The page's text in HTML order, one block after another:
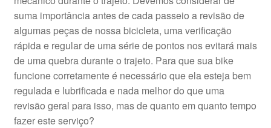
suma importância antes de cada passeio a revisão de
algumas peças de nossa bicicleta, uma verificação
rápida e regular de uma série de pontos nos evitará mais
de uma quebra durante o trajeto. Para que sua bike
funcione corretamente é necessário que ela esteja bem
regulada e lubrificada e nada melhor do que uma
revisão geral para isso, mas de quanto em quanto tempo
fazer este serviço?